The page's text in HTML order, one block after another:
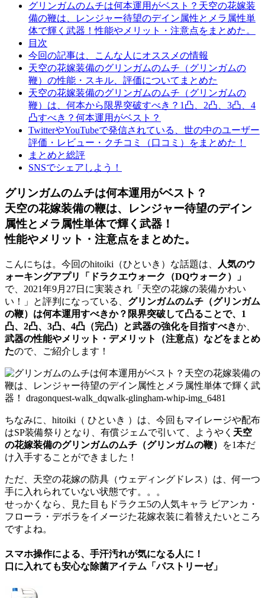
グリンガムのムチは何本運用がベスト？天空の花嫁装
備の鞭は、レンジャー待望のデイン属性とメラ属性単
体で輝く武器！性能やメリット・注意点をまとめた。
目次
今回の記事は、こんな人にオススメの情報
天空の花嫁装備のグリンガムのムチ（グリンガムの
鞭）の性能・スキル、評価についてまとめた
天空の花嫁装備のグリンガムのムチ（グリンガムの
鞭）は、何本から限界突破すべき？1凸、2凸、3凸、4
凸すべき？何本運用がベスト？
TwitterやYouTubeで発信されている、世の中のユーザー
評価・レビュー・クチコミ（口コミ）をまとめた！
まとめと総評
SNSでシェアしよう！
グリンガムのムチは何本運用がベスト？
天空の花嫁装備の鞭は、レンジャー待望のデイン
属性とメラ属性単体で輝く武器！
性能やメリット・注意点をまとめた。
こんにちは。今回のhitoiki（ひといき）な話題は、
人気のウ
ォーキングアプリ「ドラクエウォーク（DQウォーク）」
で、2021年9月27日に実装され「天空の花嫁の装備かわい
い！」と評判になっている、 グリンガムのムチ（グリンガム
の鞭）は何本運用すべきか？限界突破して凸ることで、1
凸、2凸、3凸、4凸（完凸）と武器の強化を目指すべきか、
武器の性能やメリット・デメリット（注意点）などをまとめ
たので、ご紹介します！
ちなみに、hitoiki（ ひといき ）は、今回もマイレージや配布
はSP装備祭りとなり、有償ジェムで引いて、ようやく 天空
の花嫁装備のグリンガムのムチ（グリンガムの鞭）
を1本だ
け入手することができました！
ただ、天空の花嫁の防具（ウェディングドレス）は、何一つ
手に入れられていない状態です。。。
せっかくなら、見た目もドラクエ5の人気キャラ ビアンカ・
フローラ・デボラをイメージた花嫁衣装に着替えたいところ
ですよね。
スマホ操作による、手汗汚れが気になる人に！
口に入れても安心な除菌アイテム「パストリーゼ」